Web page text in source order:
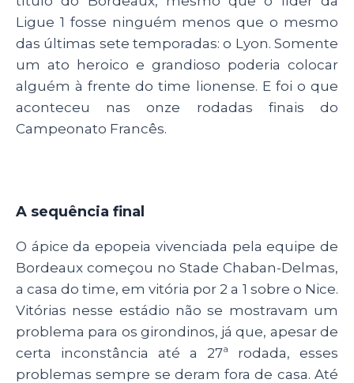
Ligue 1 fosse ninguém menos que o mesmo
das últimas sete temporadas: o Lyon. Somente
um ato heroico e grandioso poderia colocar
alguém à frente do time lionense. E foi o que
aconteceu nas onze rodadas finais do
Campeonato Francês.
A sequência final
O ápice da epopeia vivenciada pela equipe de
Bordeaux começou no Stade Chaban-Delmas,
a casa do time, em vitória por 2 a 1 sobre o Nice.
Vitórias nesse estádio não se mostravam um
problema para os girondinos, já que, apesar de
certa inconstância até a 27ª rodada, esses
problemas sempre se deram fora de casa. Até